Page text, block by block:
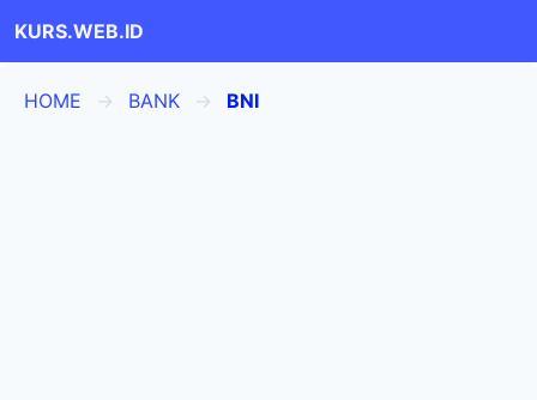
KURS.WEB.ID
HOME BANK BNI